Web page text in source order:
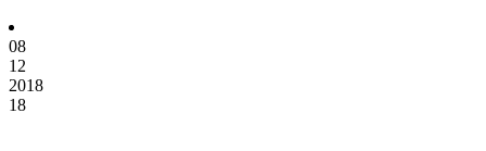
08
12
2018
18